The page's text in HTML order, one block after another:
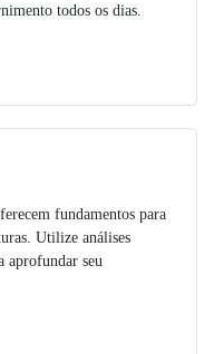
todos os dias.
fundamentos para
Utilize análises
aprofundar seu